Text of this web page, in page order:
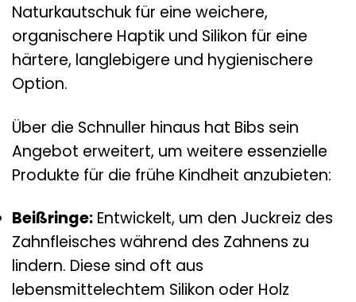
Naturkautschuk für eine weichere,
organischere Haptik und Silikon für eine
härtere, langlebigere und hygienischere
Option.
Über die Schnuller hinaus hat Bibs sein
Angebot erweitert, um weitere essenzielle
Produkte für die frühe Kindheit anzubieten:
Beißringe: Entwickelt, um den Juckreiz des
Zahnfleisches während des Zahnens zu
lindern. Diese sind oft aus
lebensmittelechtem Silikon oder Holz